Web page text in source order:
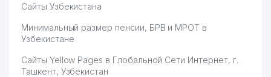
Сайты Узбекистана
Минимальный размер пенсии, БРВ и МРОТ в
Узбекистане
Сайты Yellow Pages в Глобальной Сети Интернет, г.
Ташкент, Узбекистан